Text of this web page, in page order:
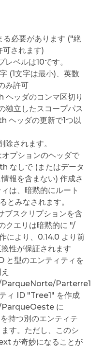
必要があります ("絶
可されます)
ベルは10です。
(1文字は最小)、英数
み許可
ッダのコンマ区切り
独立したスコープパス
ヘッダの更新で1つ以
されます。
プションのヘッダで
なしで (またはデータ
報を含まない) 作成さ
は、暗黙的にルート
とみなされます。
スクリプションを含
クエリは暗黙的に "/
により、0.14.0 より前
性が保証されます
と型のエンティティを
Parterre1
ィ ID "Tree1" を作成
に
持つ別のエンティテ
す。ただし、このシ
が奇妙になることが